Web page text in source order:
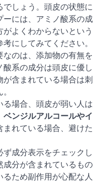
でしょう。頭皮の状態に
には、アミノ酸系の成
よくわからないという
にしてみてください。
なのは、添加物の有無を
系の成分は頭皮に優し
含まれている場合は刺
場合、頭皮が弱い人は
ベンジルアルコールやイ
まれている場合、避けた
ず成分表示をチェック し
成分が含まれているもの
ため副作用が心配な人